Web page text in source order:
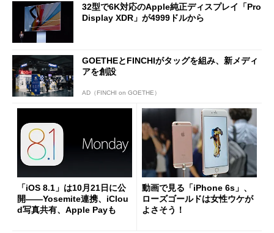
32型で6K対応のApple純正ディスプレイ「Pro
Display XDR」が4999ドルから
GOETHEとFINCHIがタッグを組み、新メディ
アを創設
AD（FINCHI on GOETHE）
「iOS 8.1」は10月21日に公
開――Yosemite連携、iClou
d写真共有、Apple Payも
動画で見る「iPhone 6s」、
ローズゴールドは女性ウケが
よさそう！